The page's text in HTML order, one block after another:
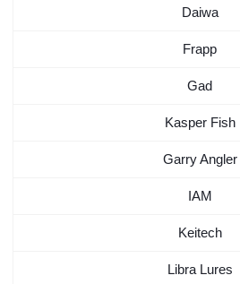
Daiwa
Frapp
Gad
Kasper Fish
Garry Angler
IAM
Keitech
Libra Lures